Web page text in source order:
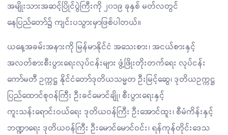
အမျိုးသားအဆင့်ပြိုင်ပွဲကြီးကို ၂၀၁၉ ခုနှစ် မတ်လတွင်
နေပြည်တော်၌ ကျင်းပသွားမှာဖြစ်ပါတယ်။
ယနေ့အခမ်းအနားကို မြန်မာနိုင်ငံ အသေးစား၊ အငယ်စားနှင့်
အလတ်စားစီးပွားရေးလုပ်ငန်းများ ဖွံ့ဖြိုးတိုးတက်ရေး လုပ်ငန်း
ကော်မတီ ဥက္ကဋ္ဌ နိုင်ငံတော်ဒုတိယသမ္မတ ဦးမြင့်ဆွေ၊ ဒုတိယဥက္ကဋ္ဌ
ပြည်ထောင်စုဝန်ကြီး ဦးခင်မောင်ချို၊ စီးပွားရေးနှင့်
ကူးသန်းရောင်းဝယ်ရေး ဒုတိယဝန်ကြီး ဦးအောင်ထူး၊ စီမံကိန်းနှင့်
ဘဏ္ဍာရေး ဒုတိယဝန်ကြီး ဦးမောင်မောင်ဝင်း၊ ရန်ကုန်တိုင်းဒေသ